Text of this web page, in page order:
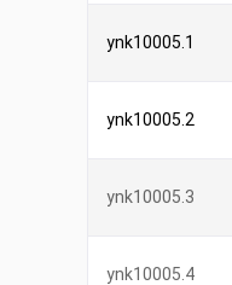
ynk10005.1
ynk10005.2
ynk10005.3
ynk10005.4